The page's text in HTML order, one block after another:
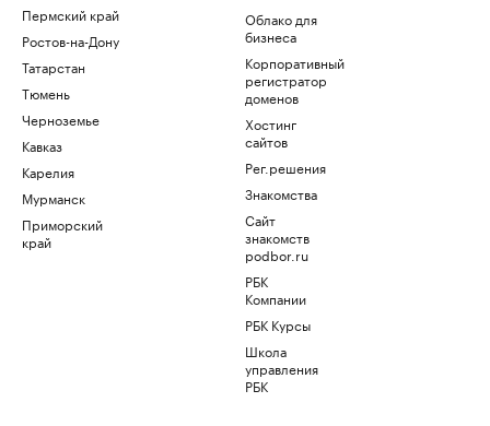
Пермский край
Ростов-на-Дону
Татарстан
Тюмень
Черноземье
Кавказ
Карелия
Мурманск
Приморский
край
Облако для
бизнеса
Корпоративный
регистратор
доменов
Хостинг
сайтов
Рег.решения
Знакомства
Сайт
знакомств
podbor.ru
РБК
Компании
РБК Курсы
Школа
управления
РБК